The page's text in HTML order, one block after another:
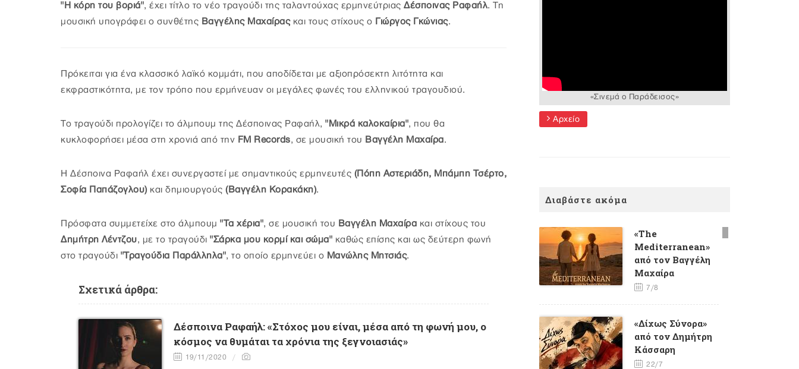
"Η κόρη του βοριά", έχει τίτλο το νέο τραγούδι της ταλαντούχας ερμηνεύτριας Δέσποινας Ραφαήλ. Τη
μουσική υπογράφει ο συνθέτης Βαγγέλης Μαχαίραςκαι τους στίχους ο Γιώργος Γκώνιας.
Πρόκειται για ένα κλασσικό λαϊκό κομμάτι, που αποδίδεται με αξιοπρόσεκτη λιτότητα και
εκφραστικότητα, με τον τρόπο που ερμήνευαν οι μεγάλες φωνές του ελληνικού τραγουδιού.
Το τραγούδι προλογίζει το άλμπουμ της Δέσποινας Ραφαήλ, "Μικρά καλοκαίρια", που θα
κυκλοφορήσει μέσα στη χρονιά από την FM Records, σε μουσική του Βαγγέλη Μαχαίρα.
Η Δέσποινα Ραφαήλ έχει συνεργαστεί με σημαντικούς ερμηνευτές (Πόπη Αστεριάδη, Μπάμπη Τσέρτο,
Σοφία Παπάζογλου)και δημιουργούς (Βαγγέλη Κορακάκη).
Πρόσφατα συμμετείχε στο άλμπουμ "Τα χέρια", σε μουσική του Βαγγέλη Μαχαίρα και στίχους του
Δημήτρη Λέντζου, με το τραγούδι "Σάρκα μου κορμί και σώμα" καθώς επίσης και ως δεύτερη φωνή
στο τραγούδι "Τραγούδια Παράλληλα", το οποίο ερμηνεύει ο Μανώλης Μητσιάς.
Σχετικά άρθρα:
Δέσποινα Ραφαήλ: «Στόχος μου είναι, μέσα από τη φωνή μου, ο
κόσμος να θυμάται τα χρόνια της ξεγνοιασιάς»
19/11/2020
«Σινεμά ο Παράδεισος»
Αρχείο
Διαβάστε ακόμα
«The
Mediterranean»
από τον Βαγγέλη
Μαχαίρα
7/8
«Δίχως Σύνορα»
από τον Δημήτρη
Κάσσαρη
22/7